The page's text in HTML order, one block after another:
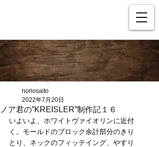
ノア君の”KREISLER”制作記１６
noriosaito
2022年7月20日
いよいよ、ホワイトヴァイオリンに近付
く。モールドのブロック余計部分のきり
とり、ネックのフィッテイング、やすり